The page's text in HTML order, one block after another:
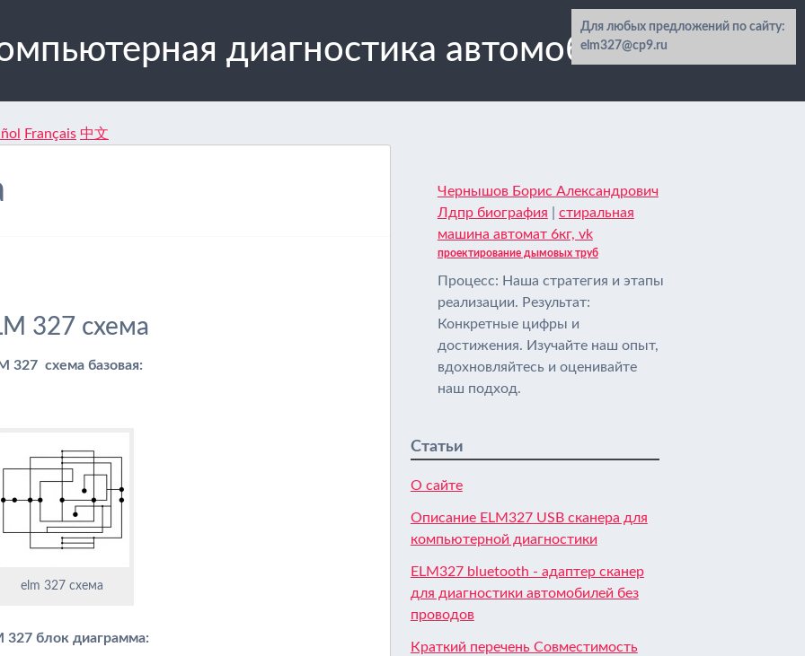
диагностика автомобилей
Français 中文
327 схема
327 схема базовая:
elm 327 схема
327 блок диаграмма:
Чернышов Борис Александрович
Лдпр биография
стиральная
машина автомат 6кг, vk
проектирование дымовых труб
Процесс: Наша стратегия и этапы
реализации. Результат:
Конкретные цифры и
достижения. Изучайте наш опыт,
вдохновляйтесь и оценивайте
наш подход.
Статьи
О сайте
Описание ELM327 USB сканера для
компьютерной диагностики
ELM327 bluetooth - адаптер сканер
для диагностики автомобилей без
проводов
Краткий перечень Cовместимость
Для любых предложений по сайту:
elm327@cp9.ru